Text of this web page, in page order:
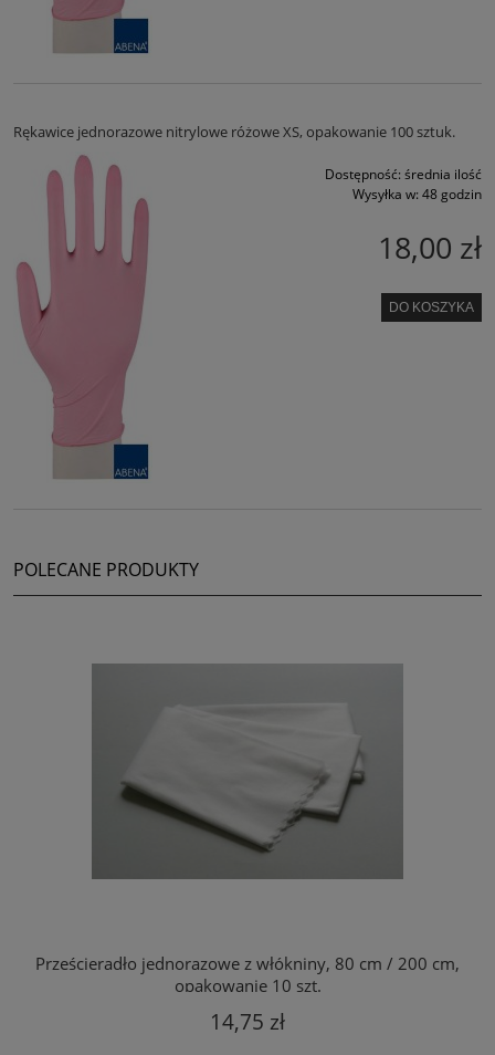
Rękawice jednorazowe nitrylowe różowe XS, opakowanie 100 sztuk.
Dostępność: średnia ilość
Wysyłka w: 48 godzin
18,00 zł
DO KOSZYKA
POLECANE PRODUKTY
Prześcieradło jednorazowe z włókniny, 80 cm / 200 cm,
opakowanie 10 szt.
14,75 zł